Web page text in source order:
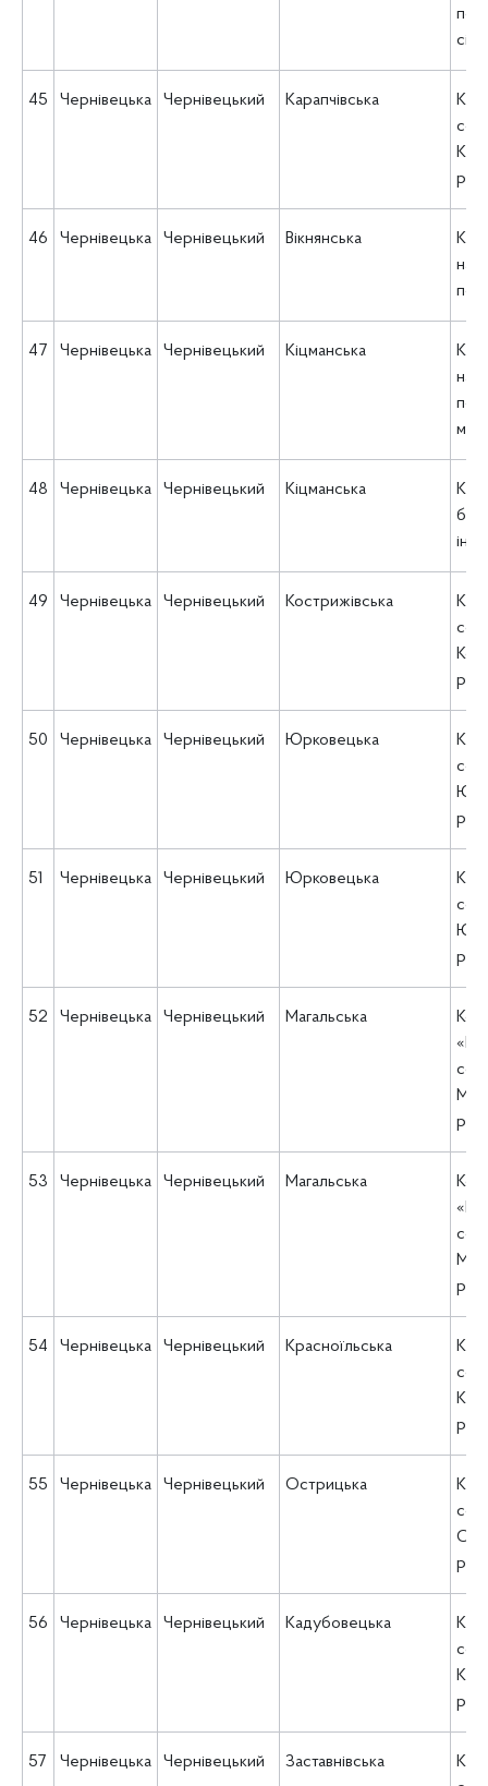
45 Чернівецька Чернівецький Карапчівська
КУ
46 Чернівецька Чернівецький Вікнянська
КНП
47 Чернівецька Чернівецький Кіцманська
КНП
48 Чернівецька Чернівецький Кіцманська
КНП
49 Чернівецька Чернівецький Кострижівська
КЗ
50 Чернівецька Чернівецький Юрковецька
КЗ
51 Чернівецька Чернівецький Юрковецька
КЗ
52 Чернівецька Чернівецький Магальська
53 Чернівецька Чернівецький Магальська
54 Чернівецька Чернівецький Красноїльська
КУ
55 Чернівецька Чернівецький Острицька
56 Чернівецька Чернівецький Кадубовецька
КУ
57 Чернівецька Чернівецький Заставнівська
КУ